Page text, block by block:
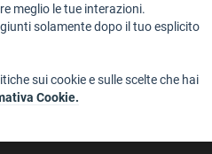
- Centro Audiovisivi
Film Commission
meglio le tue interazioni.
solamente dopo il tuo esplicito
sui cookie e sulle scelte che hai
Cookie.